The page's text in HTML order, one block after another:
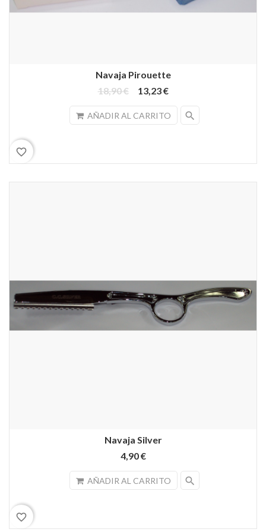
Navaja Pirouette
18,90 €
13,23 €
AÑADIR AL CARRITO search
favorite_border
Navaja Silver
4,90 €
AÑADIR AL CARRITO search
favorite_border